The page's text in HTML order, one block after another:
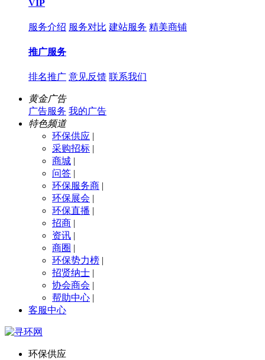
VIP
服务介绍 服务对比 建站服务 精美商铺
推广服务
排名推广 意见反馈 联系我们
黄金广告
广告服务 我的广告
特色频道
环保供应 |
采购招标 |
商城 |
问答 |
环保服务商 |
环保展会 |
环保直播 |
招商 |
资讯 |
商圈 |
环保势力榜 |
招贤纳士 |
协会商会 |
帮助中心 |
客服中心
环保供应